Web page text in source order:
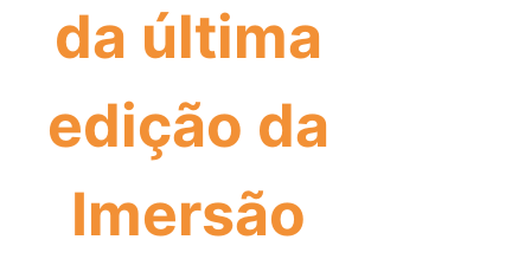
da última
edição da
Imersão